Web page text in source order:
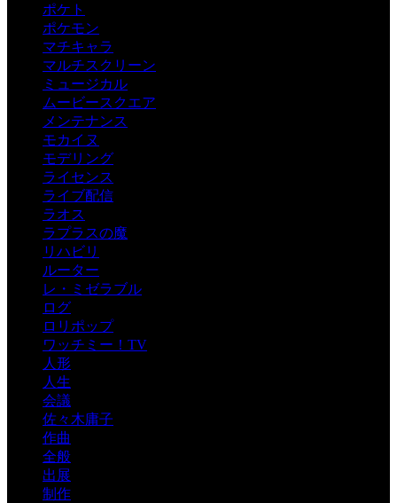
ポケト
ポケモン
マチキャラ
マルチスクリーン
ミュージカル
ムービースクエア
メンテナンス
モカイヌ
モデリング
ライセンス
ライブ配信
ラオス
ラプラスの魔
リハビリ
ルーター
レ・ミゼラブル
ログ
ロリポップ
ワッチミー！TV
人形
人生
会議
佐々木庸子
作曲
全般
出展
制作